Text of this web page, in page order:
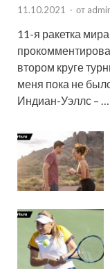
11.10.2021 - от
11-я ракетка
втором круге
меня пока не
Индиан-Уэллс – …